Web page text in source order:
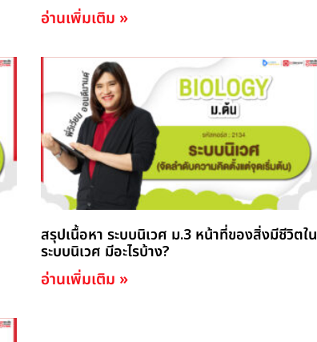
อ่านเพิ่มเติม »
สรุปเนื้อหา ระบบนิเวศ ม.3 หน้าที่ของสิ่งมีชีวิตใน
ระบบนิเวศ มีอะไรบ้าง?
อ่านเพิ่มเติม »